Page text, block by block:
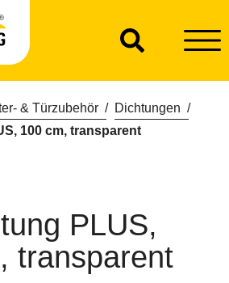
& Türzubehör
Dichtungen
100 cm, transparent
PLUS,
transparent